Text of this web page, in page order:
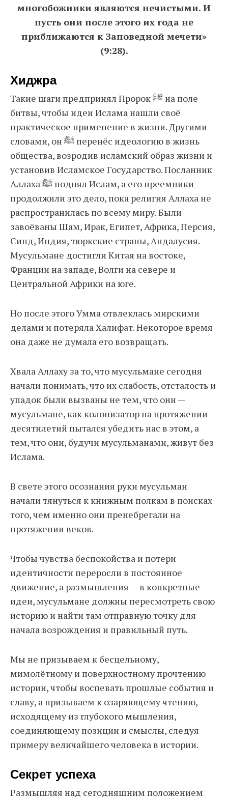
многобожники являются нечистыми. И
пусть они после этого их года не
приближаются к Заповедной мечети»
(9:28).
Хиджра
Такие шаги предпринял Пророк ﷺ на поле
битвы, чтобы идеи Ислама нашли своё
практическое применение в жизни. Другими
словами, он ﷺ перенёс идеологию в жизнь
общества, возродив исламский образ жизни и
установив Исламское Государство. Посланник
Аллаха ﷺ поднял Ислам, а его преемники
продолжили это дело, пока религия Аллаха не
распространилась по всему миру. Были
завоёваны Шам, Ирак, Египет, Африка, Персия,
Синд, Индия, тюркские страны, Андалусия.
Мусульмане достигли Китая на востоке,
Франции на западе, Волги на севере и
Центральной Африки на юге.
Но после этого Умма отвлеклась мирскими
делами и потеряла Халифат. Некоторое время
она даже не думала его возвращать.
Хвала Аллаху за то, что мусульмане сегодня
начали понимать, что их слабость, отсталость и
упадок были вызваны не тем, что они —
мусульмане, как колонизатор на протяжении
десятилетий пытался убедить нас в этом, а
тем, что они, будучи мусульманами, живут без
Ислама.
В свете этого осознания руки мусульман
начали тянуться к книжным полкам в поисках
того, чем именно они пренебрегали на
протяжении веков.
Чтобы чувства беспокойства и потери
идентичности переросли в постоянное
движение, а размышления — в конкретные
идеи, мусульмане должны пересмотреть свою
историю и найти там отправную точку для
начала возрождения и правильный путь.
Мы не призываем к бесцельному,
мимолётному и поверхностному прочтению
истории, чтобы воспевать прошлые события и
славу, а призываем к озаряющему чтению,
исходящему из глубокого мышления,
соединяющему позиции и смыслы, следуя
примеру величайшего человека в истории.
Секрет успеха
Размышляя над сегодняшним положением